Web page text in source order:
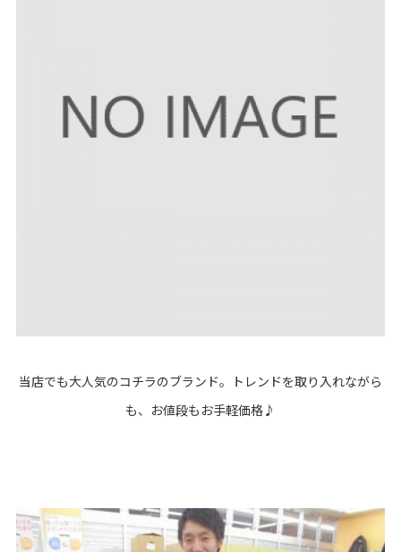
当店でも大人気のコチラのブランド。トレンドを取り入れながら
も、お値段もお手軽価格♪